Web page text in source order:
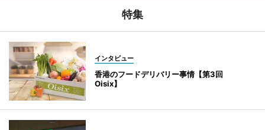
特集
インタビュー
香港のフードデリバリー事情【第3回
Oisix】